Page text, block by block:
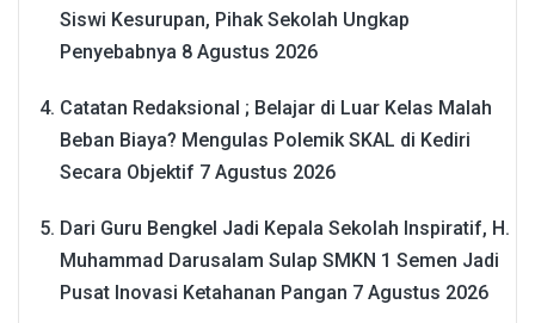
Siswi Kesurupan, Pihak Sekolah Ungkap
Penyebabnya 8 Agustus 2026
Catatan Redaksional ; Belajar di Luar Kelas Malah
Beban Biaya? Mengulas Polemik SKAL di Kediri
Secara Objektif 7 Agustus 2026
Dari Guru Bengkel Jadi Kepala Sekolah Inspiratif, H.
Muhammad Darusalam Sulap SMKN 1 Semen Jadi
Pusat Inovasi Ketahanan Pangan 7 Agustus 2026